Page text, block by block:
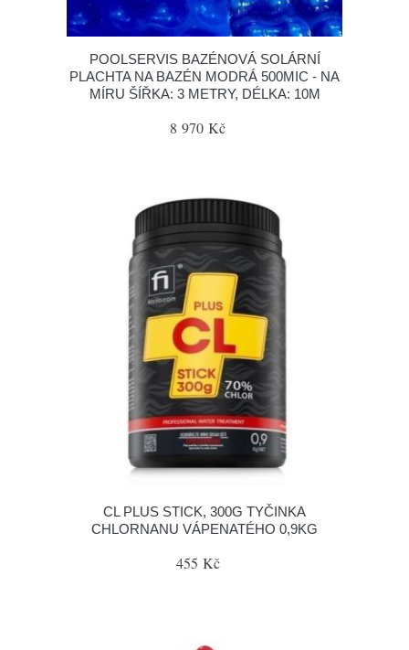
POOLSERVIS BAZÉNOVÁ SOLÁRNÍ
PLACHTA NA BAZÉN MODRÁ 500MIC - NA
MÍRU ŠÍŘKA: 3 METRY, DÉLKA: 10M
8 970 Kč
CL PLUS STICK, 300G TYČINKA
CHLORNANU VÁPENATÉHO 0,9KG
455 Kč